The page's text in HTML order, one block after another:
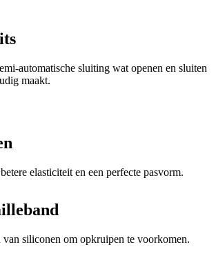
automatische sluiting wat openen en sluiten
maakt.
elasticiteit en een perfecte pasvorm.
van siliconen om opkruipen te voorkomen.